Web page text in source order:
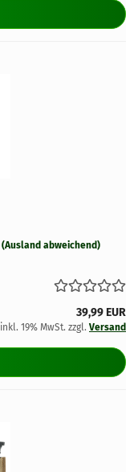
(Ausland abweichend)
39,99 EUR
inkl. 19% MwSt. zzgl. Versand